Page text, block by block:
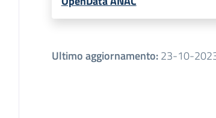
Ultimo aggiornamento:23-10-